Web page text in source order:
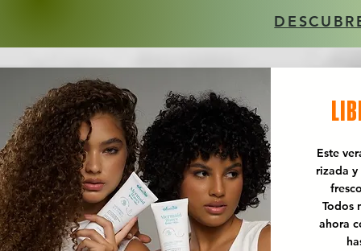
Este
rizada
Todos
ahora